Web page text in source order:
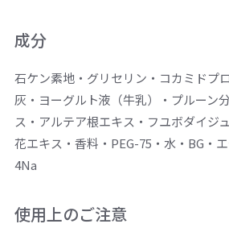
成分
石ケン素地・グリセリン・コカミドプ
灰・ヨーグルト液（牛乳）・プルーン
ス・アルテア根エキス・フユボダイジ
花エキス・香料・PEG-75・水・BG・
4Na
使用上のご注意